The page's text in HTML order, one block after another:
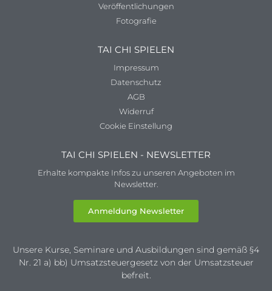
Veröffentlichungen
Fotografie
TAI CHI SPIELEN
Impressum
Datenschutz
AGB
Widerruf
Cookie Einstellung
TAI CHI SPIELEN - NEWSLETTER
Erhalte kompakte Infos zu unseren Angeboten im
Newsletter.
Anmeldung Newsletter
Unsere Kurse, Seminare und Ausbildungen sind gemäß §4
Nr. 21 a) bb) Umsatzsteuergesetz von der Umsatzsteuer
befreit.